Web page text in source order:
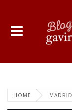
HOME MADRID